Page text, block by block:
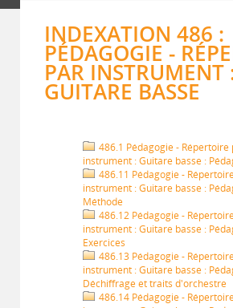
INDEXATION 486 :
PÉDAGOGIE -
PAR INSTRUMENT
GUITARE BASSE
486.1 Pédagogie - Répertoire
instrument : Guitare basse :
486.11 Pédagogie -
instrument : Guitare basse :
Méthode
486.12 Pédagogie -
instrument : Guitare basse :
Exercices
486.13 Pédagogie -
instrument : Guitare basse :
Déchiffrage et traits d'orchestre
486.14 Pédagogie -